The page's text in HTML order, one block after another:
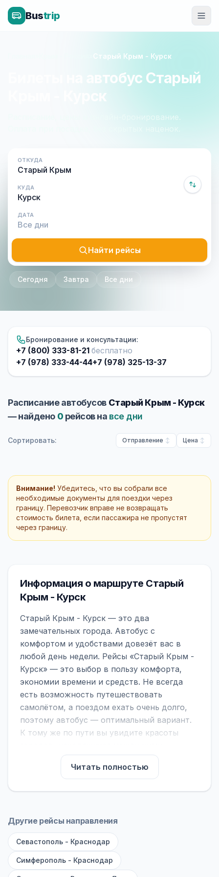
Bustrip
Старый Крым - Курск
Билеты на автобус Старый
Крым - Курск
Расписание, цены и онлайн-бронирование.
Оплата при посадке, без скрытых наценок.
ОТКУДА
КУДА
ДАТА
Найти рейсы
Сегодня Завтра Все дни
Бронирование и консультации:
+7 (800) 333-81-21 бесплатно
+7 (978) 333-44-44+7 (978) 325-13-37
Расписание автобусов Старый Крым - Курск
— найдено 0 рейсов на все дни
Сортировать: Отправление Цена
Внимание! Убедитесь, что вы собрали все
необходимые документы для поездки через
границу. Перевозчик вправе не возвращать
стоимость билета, если пассажира не пропустят
через границу.
Информация о маршруте Старый
Крым - Курск
Старый Крым - Курск — это два
замечательных города. Автобус с
комфортом и удобствами довезёт вас в
любой день недели. Рейсы «Старый Крым -
Курск» — это выбор в пользу комфорта,
экономии времени и средств. Не всегда
есть возможность путешествовать
самолётом, а поездом ехать очень долго,
поэтому автобус — оптимальный вариант.
К тому же по пути вы увидите красоты
На нашем сайте вы можете найти
расписание автобусов Старый Крым -
Курск, сравнить рейсы и выбрать
обратите внимание на микроавтобусы (8–18
большие автобусы (от 40 мест): у них лучше
подвеска и дорога ощущается меньше.
Читать полностью
Другие рейсы направления
Севастополь - Краснодар
Симферополь - Краснодар